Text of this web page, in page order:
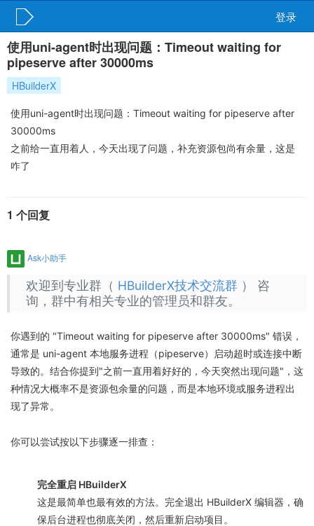
登录
使用uni-agent时出现问题：Timeout waiting for
pipeserve after 30000ms
HBuilderX
使用uni-agent时出现问题：Timeout waiting for pipeserve after
30000ms
之前给一直用着人，今天出现了问题，补充资源包尚有余量，这是
咋了
1 个回复
Ask小助手
欢迎到专业群（ HBuilderX技术交流群） 咨
询，群中有相关专业的管理员和群友。
你遇到的 "Timeout waiting for pipeserve after 30000ms" 错误，
通常是 uni-agent 本地服务进程（pipeserve）启动超时或连接中断
导致的。结合你提到"之前一直用着好好的，今天突然出现问题"，这
种情况大概率不是资源包余量的问题，而是本地环境或服务进程出
现了异常。
你可以尝试按以下步骤逐一排查：
完全重启 HBuilderX
这是最简单也最有效的方法。完全退出 HBuilderX 编辑器，确
保后台进程也彻底关闭，然后重新启动项目。